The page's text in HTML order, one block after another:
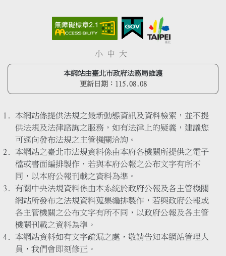
小 中 大
本網站由臺北市政府法務局維護
更新日期： 115.08.08
本網站係提供法規之最新動態資訊及資料檢索，並不提
供法規及法律諮詢之服務，如有法律上的疑義，建議您
可逕向發布法規之主管機關洽詢。
本網站之臺北市法規資料係由本府各機關所提供之電子
檔或書面編排製作，若與本府公報之公布文字有所不
同，以本府公報刊載之資料為準。
有關中央法規資料係由本系統於政府公報及各主管機關
網站所發布之法規資料蒐集編排製作，若與政府公報或
各主管機關之公布文字有所不同，以政府公報及各主管
機關刊載之資料為準。
本網站資料如有文字疏漏之處，敬請告知本網站管理人
員，我們會即刻修正。